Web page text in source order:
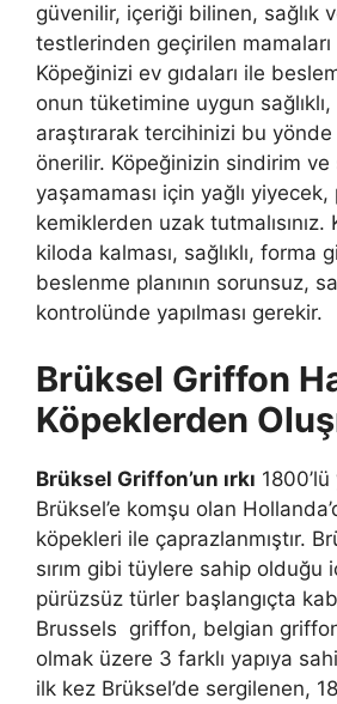
güvenilir, içeriği bilinen, sağlık
testlerinden geçirilen mamaları
Köpeğinizi ev gıdaları ile
onun tüketimine uygun sağlıklı,
araştırarak tercihinizi bu yönde
önerilir. Köpeğinizin sindirim ve
yaşamaması için yağlı yiyecek,
kemiklerden uzak
kiloda kalması, sağlıklı, forma
beslenme planının sorunsuz,
kontrolünde yapılması gerekir.
Brüksel Griffon
Köpeklerden
Brüksel Griffon’un ırkı
Brüksel’e komşu olan
köpekleri ile çaprazlanmıştır.
sırım gibi tüylere sahip olduğu
pürüzsüz türler başlangıçta
Brussels griffon, belgian
olmak üzere 3 farklı yapıya
ilk kez Brüksel’de sergilenen,